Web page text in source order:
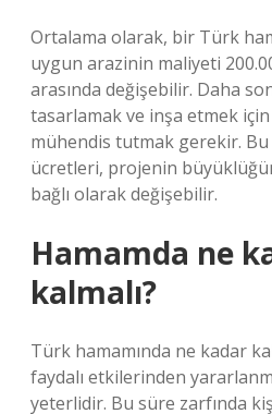
Ortalama olarak, bir Türk
uygun arazinin maliyeti
arasında değişebilir. Daha
tasarlamak ve inşa etmek
mühendis tutmak gerekir.
ücretleri, projenin
bağlı olarak değişebilir.
Hamamda ne
kalmalı?
Türk hamamında ne kadar
faydalı etkilerinden
yeterlidir. Bu süre zarfında